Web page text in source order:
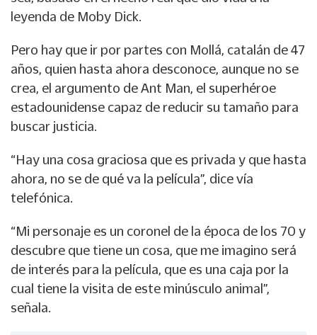
leyenda de Moby Dick.
Pero hay que ir por partes con Mollá, catalán de 47
años, quien hasta ahora desconoce, aunque no se
crea, el argumento de Ant Man, el superhéroe
estadounidense capaz de reducir su tamaño para
buscar justicia.
“Hay una cosa graciosa que es privada y que hasta
ahora, no se de qué va la película”, dice vía
telefónica.
“Mi personaje es un coronel de la época de los 70 y
descubre que tiene un cosa, que me imagino será
de interés para la película, que es una caja por la
cual tiene la visita de este minúsculo animal”,
señala.